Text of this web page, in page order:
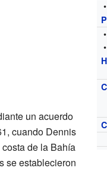
•
un acuerdo
cuando Dennis
de la Bahía
se establecieron